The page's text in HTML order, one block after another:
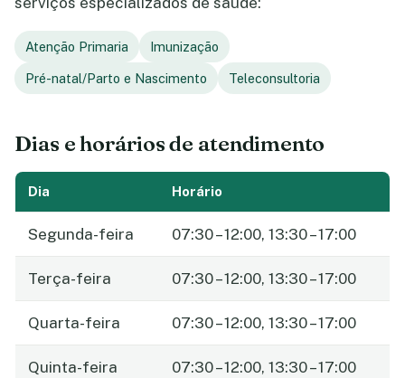
Atenção Primaria Imunização
Pré-natal/Parto e Nascimento Teleconsultoria
Dias e horários de atendimento
Dia Horário
Segunda-feira 07:30 – 12:00, 13:30 – 17:00
Terça-feira 07:30 – 12:00, 13:30 – 17:00
Quarta-feira 07:30 – 12:00, 13:30 – 17:00
Quinta-feira 07:30 – 12:00, 13:30 – 17:00